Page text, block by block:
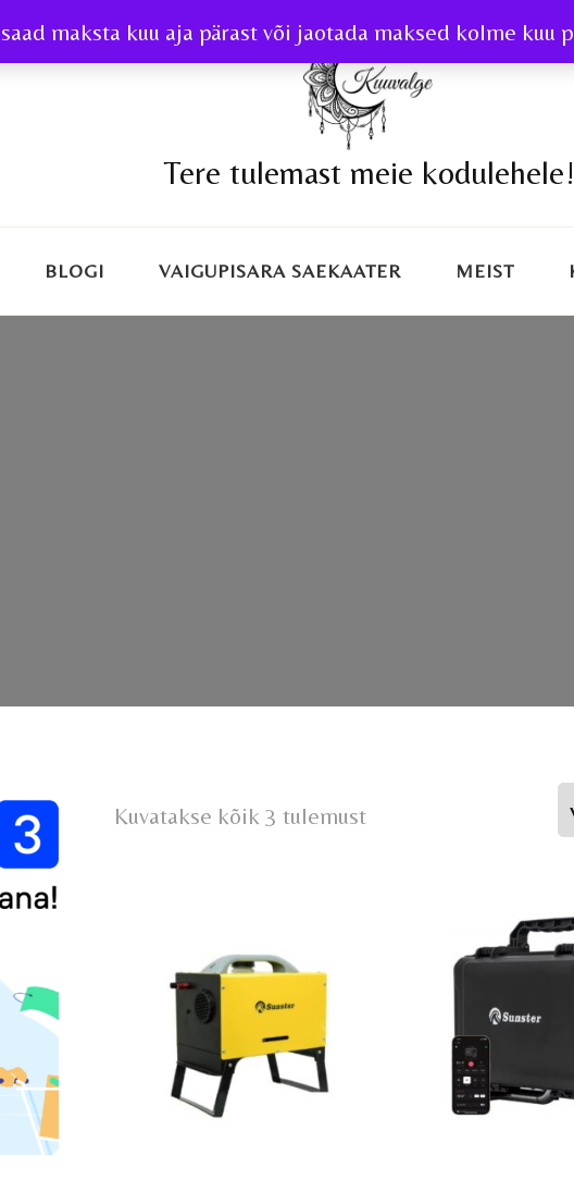
maksta kuu aja pärast või jaotada maksed kolme kuu
Tere tulemast meie kodulehele!
BLOGI VAIGUPISARA SAEKAATER MEIST
Kuvatakse kõik 3 tulemust